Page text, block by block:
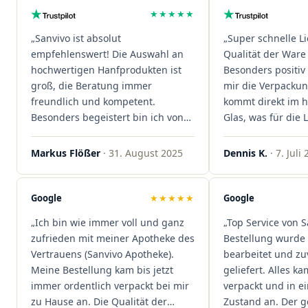
★★★★★
„Sanvivo ist absolut
empfehlenswert! Die Auswahl an
hochwertigen Hanfprodukten ist
groß, die Beratung immer
freundlich und kompetent.
Besonders begeistert bin ich von
der schnellen Rezeptannahme –
alles läuft unkompliziert und
sind extrem zügig, was mir jedes
Mal viel Zeit spart. Man merkt,
Kundenzufriedenheit an erster
Stelle stehen. Vielen Dank an das
Team von Sanvivo – ich bin
rundum begeistert!"
Markus Flößer · 31. August 2025
„Super schnelle
Qualität der
Besonders
mir die
kommt direkt im
Glas, was für die
ist. Ich bestelle
wieder!"
Dennis K. · 7. Juli
Google ★★★★★
„Ich bin wie immer voll und ganz
zufrieden mit meiner Apotheke des
Vertrauens (Sanvivo Apotheke).
Meine Bestellung kam bis jetzt
immer ordentlich verpackt bei mir
zu Hause an. Die Qualität der
Google
„Top Service von
Bestellung wurde
bearbeitet und
geliefert. Alles
verpackt und in
Zustand an. Der